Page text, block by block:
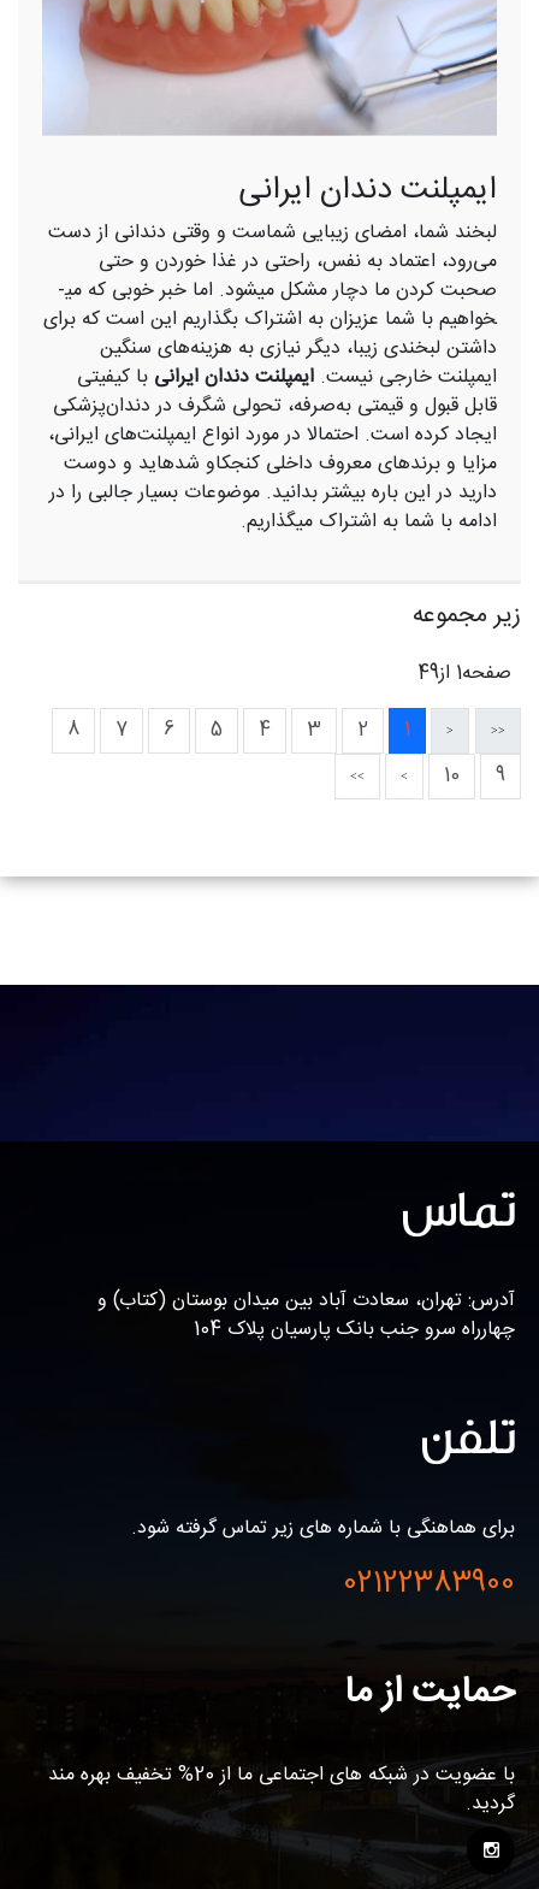
ایمپلنت دندان ایرانی
لبخند شما، امضای زیبایی شماست و وقتی دندانی از دست
می‌رود، اعتماد به ‌نفس، راحتی در غذا خوردن و حتی
صحبت کردن ما دچار مشکل می­شود. اما خبر خوبی که می­
خواهیم با شما عزیزان به اشتراک بگذاریم این است که برای
داشتن لبخندی زیبا، دیگر نیازی به هزینه‌های سنگین
ایمپلنت خارجی نیست. ایمپلنت دندان ایرانی با کیفیتی
قابل قبول و قیمتی به‌صرفه، تحولی شگرف در دندان‌پزشکی
ایجاد کرده است. احتمالا در مورد انواع ایمپلنت‌های ایرانی،
مزایا و برندهای معروف داخلی کنجکاو شده­اید و دوست
دارید در این باره بیشتر بدانید. موضوعات بسیار جالبی را در
ادامه با شما به اشتراک می­گذاریم.
زیر مجموعه
صفحه1 از49
1
2
3
4
5
6
7
8
9
10
تماس
آدرس: تهران، سعادت آباد بین میدان بوستان (کتاب) و
چهارراه سرو جنب بانک پارسیان پلاک 104
تلفن
برای هماهنگی با شماره های زیر تماس گرفته شود.
02122383900
حمایت از ما
با عضویت در شبکه های اجتماعی ما از 20% تخفیف بهره مند
گردید.